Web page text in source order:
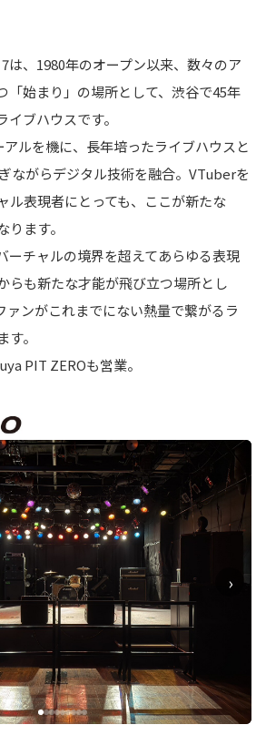
は、1980年のオープン以来、数々のア
「始まり」の場所として、渋谷で45年
ブハウスです。
ルを機に、長年培ったライブハウスと
ながらデジタル技術を融合。VTuberを
ル表現者にとっても、ここが新たな
ります。
ーチャルの境界を超えてあらゆる表現
らも新たな才能が飛び立つ場所とし
ァンがこれまでにない熱量で繋がるラ
。
PIT ZEROも営業。
›